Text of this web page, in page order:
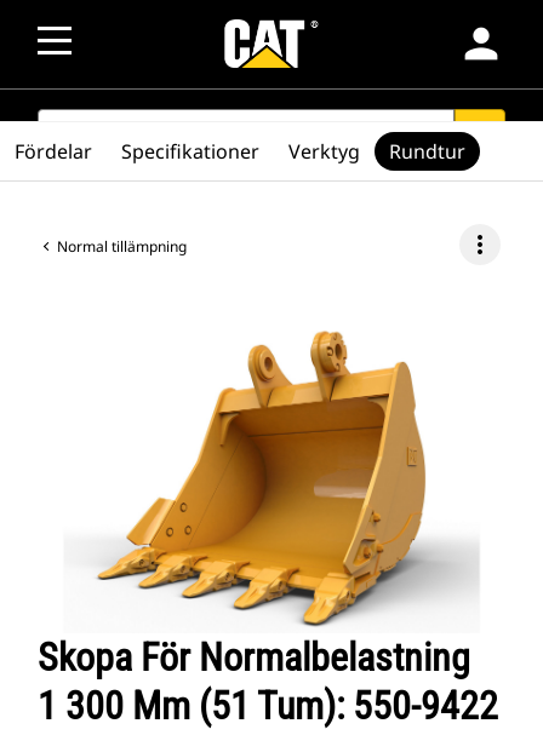
person
SEARCH search
Normal tillämpning more_vert
Skopa För Normalbelastning
1 300 Mm (51 Tum): 550-9422
Fördelar Specifikationer Verktyg Rundtur